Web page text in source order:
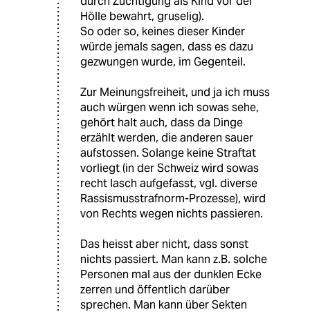
Hölle bewahrt, gruselig).
So oder so, keines dieser Kinder
würde jemals sagen, dass es dazu
gezwungen wurde, im Gegenteil.
Zur Meinungsfreiheit, und ja ich muss
auch würgen wenn ich sowas sehe,
gehört halt auch, dass da Dinge
erzählt werden, die anderen sauer
aufstossen. Solange keine Straftat
vorliegt (in der Schweiz wird sowas
recht lasch aufgefasst, vgl. diverse
Rassismusstrafnorm-Prozesse), wird
von Rechts wegen nichts passieren.
Das heisst aber nicht, dass sonst
nichts passiert. Man kann z.B. solche
Personen mal aus der dunklen Ecke
zerren und öffentlich darüber
sprechen. Man kann über Sekten